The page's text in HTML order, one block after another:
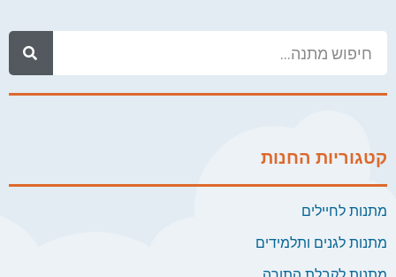
קטגוריות החנות
מתנות לחיילים
מתנות לגנים ותלמידים